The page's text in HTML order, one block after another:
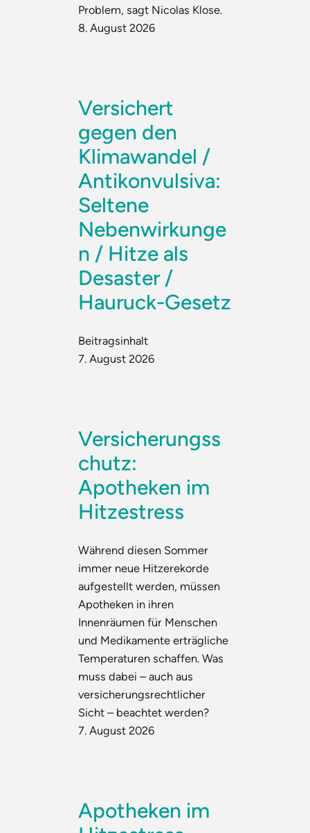
Problem, sagt Nicolas Klose.
8. August 2026
Versichert
gegen den
Klimawandel /
Antikonvulsiva:
Seltene
Nebenwirkunge
n / Hitze als
Desaster /
Hauruck-Gesetz
Beitragsinhalt
7. August 2026
Versicherungss
chutz:
Apotheken im
Hitzestress
Während diesen Sommer
immer neue Hitzerekorde
aufgestellt werden, müssen
Apotheken in ihren
Innenräumen für Menschen
und Medikamente erträgliche
Temperaturen schaffen. Was
muss dabei – auch aus
versicherungsrechtlicher
Sicht – beachtet werden?
7. August 2026
Apotheken im